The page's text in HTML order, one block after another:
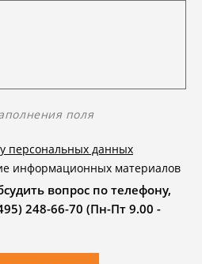
поля
персональных данных
информационных материалов
вопрос по телефону,
248-66-70 (Пн-Пт 9.00 -